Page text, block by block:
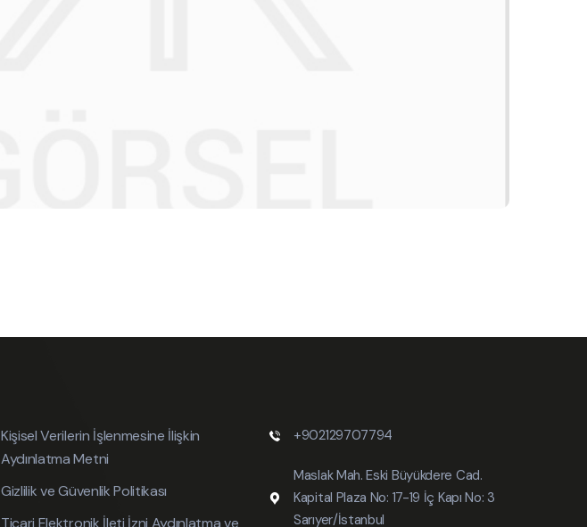
Kişisel Verilerin İşlenmesine İlişkin
Aydınlatma Metni
Gizlilik ve Güvenlik Politikası
+902129707794
Maslak Mah. Eski Büyükdere Cad.
Kapital Plaza No: 17-19 İç Kapı No: 3
Sarıyer/İstanbul